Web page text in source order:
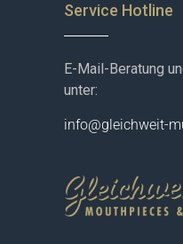
Service Hotline
E-Mail-Beratung
unter:
info@gleichweit-